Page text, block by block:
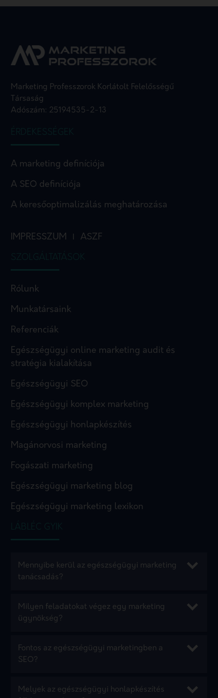
Marketing Professzorok Korlátolt Felelősségű
Társaság
Adószám: 25194535-2-13
ÉRDEKESSÉGEK
A marketing definíciója
A SEO definíciója
A keresőoptimalizálás meghatározása
IMPRESSZUM ASZF
SZOLGÁLTATÁSOK
Rólunk
Munkatársaink
Referenciák
Egészségügyi online marketing audit és
stratégia kialakítása
Egészségügyi SEO
Egészségügyi komplex marketing
Egészségügyi honlapkészítés
Magánorvosi marketing
Fogászati marketing
Egészségügyi marketing blog
Egészségügyi marketing lexikon
LÁBLÉC GYIK
Mennyibe kerül az egészségügyi marketing
tanácsadás?
Milyen feladatokat végez egy marketing
ügynökség?
Fontos az egészségügyi marketingben a
SEO?
Melyek az egészségügyi honlapkészítés